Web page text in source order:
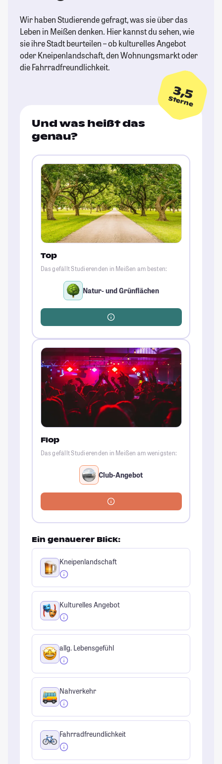
Wir haben Studierende gefragt, was sie über das
Leben in Meißen denken. Hier kannst du sehen, wie
sie ihre Stadt beurteilen – ob kulturelles Angebot
oder Kneipenlandschaft, den Wohnungsmarkt oder
die Fahrradfreundlichkeit.
3,5
Sterne
Und was heißt das
genau?
Top
Das gefällt Studierenden in Meißen am besten:
Natur- und Grünflächen
Flop
Das gefällt Studierenden in Meißen am wenigsten:
Club-Angebot
Ein genauerer Blick:
Kneipenlandschaft
Kulturelles Angebot
allg. Lebensgefühl
Nahverkehr
Fahrradfreundlichkeit